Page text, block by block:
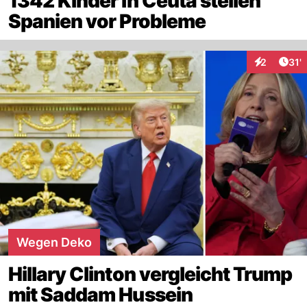
Spanien vor Probleme
2 31'
Wegen Deko
Hillary Clinton vergleicht Trump
mit Saddam Hussein